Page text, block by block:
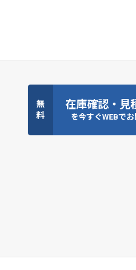
無
料
在庫確認・見
を今すぐWEBで